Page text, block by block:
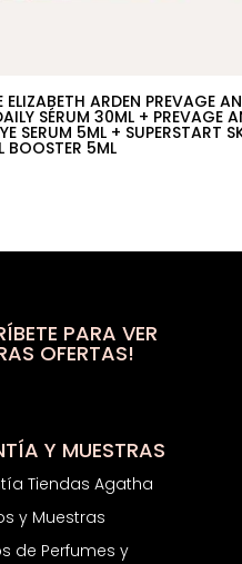
ELIZABETH ARDEN PREVAGE
SÉRUM 30ML + PREVAGE
SERUM 5ML + SUPERSTART
BOOSTER 5ML
PARA VER
OFERTAS!
Y MUESTRAS
Tiendas Agatha
y Muestras
de Perfumes y